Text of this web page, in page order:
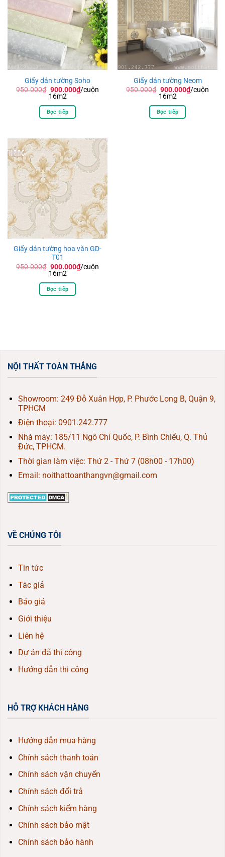
Giấy dán tường Soho
950.000₫ Giá
gốc
950.000₫.
900.000₫Giá
hiện
/cuộn
16m2
Đọc tiếp
Giấy dán tường Neom
950.000₫ Giá
gốc
950.000₫.
900.000₫Giá
hiện
/cuộn
16m2
Đọc tiếp
Giấy dán tường hoa văn GD-
T01
950.000₫ Giá
gốc
950.000₫.
900.000₫Giá
hiện
/cuộn
16m2
Đọc tiếp
NỘI THẤT TOÀN THẮNG
Showroom: 249 Đỗ Xuân Hợp, P. Phước Long B, Quận 9,
TPHCM
Điện thoại: 0901.242.777
Nhà máy: 185/11 Ngô Chí Quốc, P. Bình Chiểu, Q. Thủ
Đức, TPHCM.
Thời gian làm việc: Thứ 2 - Thứ 7 (08h00 - 17h00)
Email: noithattoanthangvn@gmail.com
VỀ CHÚNG TÔI
Tin tức
Tác giả
Báo giá
Giới thiệu
Liên hệ
Dự án đã thi công
Hướng dẫn thi công
HỖ TRỢ KHÁCH HÀNG
Hướng dẫn mua hàng
Chính sách thanh toán
Chính sách vận chuyển
Chính sách đổi trả
Chính sách kiểm hàng
Chính sách bảo mật
Chính sách bảo hành